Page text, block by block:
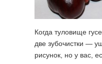
Когда туловище
две зубочистки —
рисунок, но у вас,